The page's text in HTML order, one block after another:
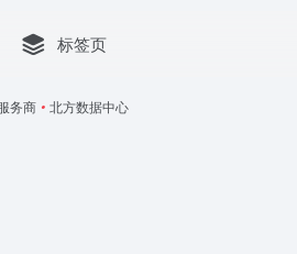
标签页
务商 • 北方数据中心